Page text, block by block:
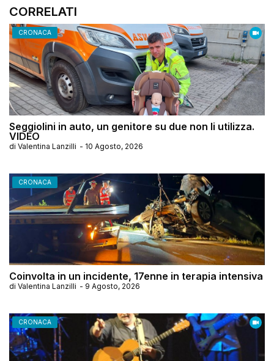
CORRELATI
CRONACA
Seggiolini in auto, un genitore su due non li utilizza.
VIDEO
di Valentina Lanzilli - 10 Agosto, 2026
CRONACA
Coinvolta in un incidente, 17enne in terapia intensiva
di Valentina Lanzilli - 9 Agosto, 2026
CRONACA